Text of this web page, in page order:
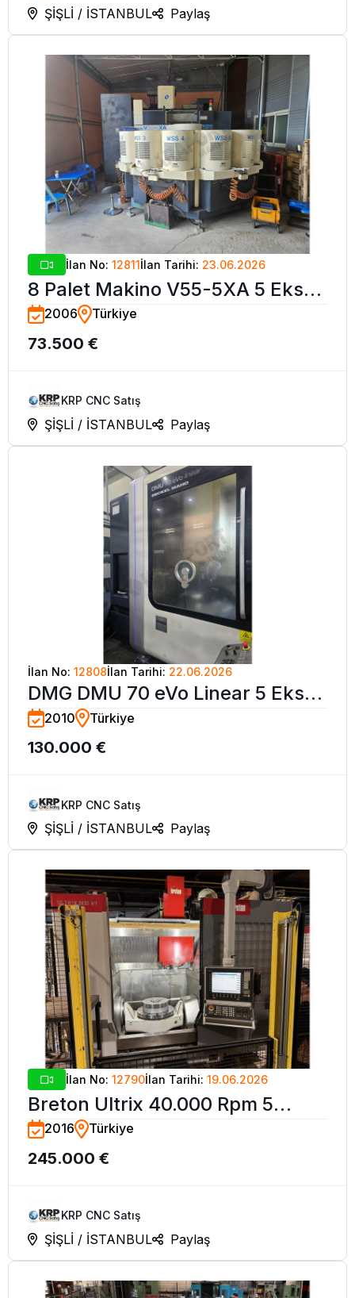
ŞİŞLİ / İSTANBUL Paylaş
İlan No: 12811İlan Tarihi: 23.06.2026
8 Palet Makino V55-5XA 5 Eksen
CNC Dik İşleme Merkezi-2006
2006 Türkiye
73.500 €
KRP CNC Satış
ŞİŞLİ / İSTANBUL Paylaş
İlan No: 12808İlan Tarihi: 22.06.2026
DMG DMU 70 eVo Linear 5 Eksen
Simültane İşleme Merkezi-2010
2010 Türkiye
130.000 €
KRP CNC Satış
ŞİŞLİ / İSTANBUL Paylaş
İlan No: 12790İlan Tarihi: 19.06.2026
Breton Ultrix 40.000 Rpm 5
Eksen CNC İşleme Merkezi-2016
2016 Türkiye
245.000 €
KRP CNC Satış
ŞİŞLİ / İSTANBUL Paylaş